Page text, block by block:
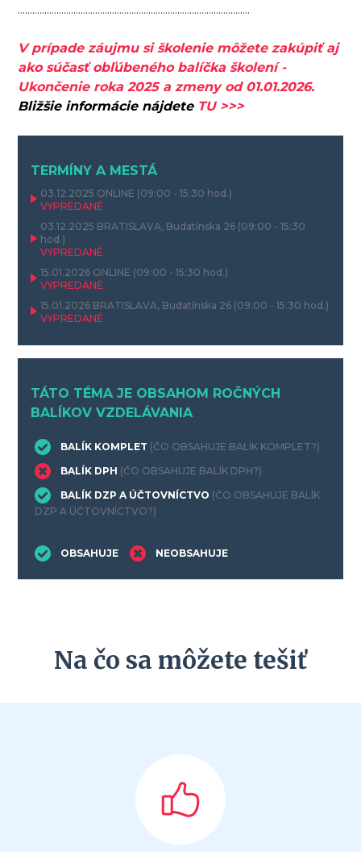
................................................................................................
V prípade záujmu si školenie môžete zakúpiť aj
ako súčasť obľúbeného balíčka školení -
Ukončenie roka 2025 a zmeny od 01.01.2026.
Bližšie informácie nájdeteTU >>>
TERMÍNY A MESTÁ
03.12.2025 ONLINE (09:00 - 15:30 hod.)
VYPREDANÉ
03.12.2025 BRATISLAVA, Budatínska 26 (09:00 - 15:30
hod.)
VYPREDANÉ
15.01.2026 ONLINE (09:00 - 15:30 hod.)
VYPREDANÉ
15.01.2026 BRATISLAVA, Budatínska 26 (09:00 - 15:30 hod.)
VYPREDANÉ
TÁTO TÉMA JE OBSAHOM ROČNÝCH
BALÍKOV VZDELÁVANIA
BALÍK KOMPLET (ČO OBSAHUJE BALÍK KOMPLET?)
BALÍK DPH (ČO OBSAHUJE BALÍK DPH?)
BALÍK DZP A ÚČTOVNÍCTVO (ČO OBSAHUJE BALÍK
DZP A ÚČTOVNÍCTVO?)
OBSAHUJE NEOBSAHUJE
Na čo sa môžete tešiť